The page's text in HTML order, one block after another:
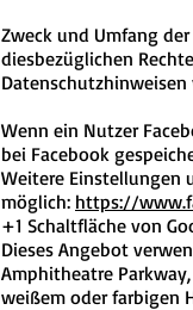
Zweck und Umfang
diesbezüglichen
Wenn ein Nutzer
bei Facebook
Weitere Einstellungen
möglich: https://
+1 Schaltfläche von
Dieses Angebot
Amphitheatre
weißem oder farbigen